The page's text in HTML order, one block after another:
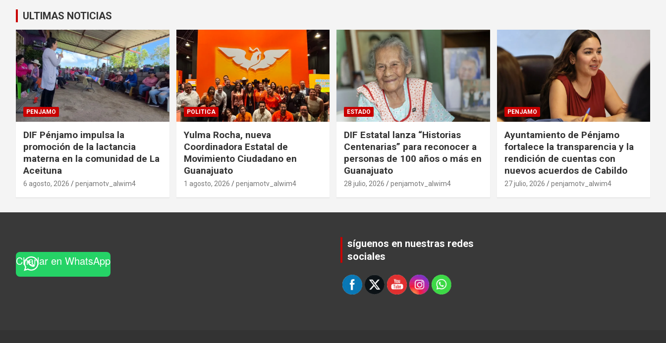
ULTIMAS NOTICIAS
PENJAMO
DIF Pénjamo impulsa la
promoción de la lactancia
materna en la comunidad de La
Aceituna
6 agosto, 2026 penjamotv_alwim4
POLITICA
Yulma Rocha, nueva
Coordinadora Estatal de
Movimiento Ciudadano en
Guanajuato
1 agosto, 2026 penjamotv_alwim4
ESTADO
DIF Estatal lanza “Historias
Centenarias” para reconocer a
personas de 100 años o más en
Guanajuato
28 julio, 2026 penjamotv_alwim4
PENJAMO
Ayuntamiento de Pénjamo
fortalece la transparencia y la
rendición de cuentas con
nuevos acuerdos de Cabildo
27 julio, 2026 penjamotv_alwim4
Charlar en WhatsApp
síguenos en nuestras redes
socialesSet Youtube Channel ID